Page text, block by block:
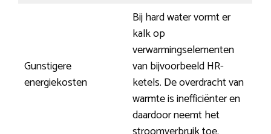
Gunstigere
energiekosten
Bij hard water vormt er
kalk op
verwarmingselementen
van bijvoorbeeld HR-
ketels. De overdracht van
warmte is inefficiënter en
daardoor neemt het